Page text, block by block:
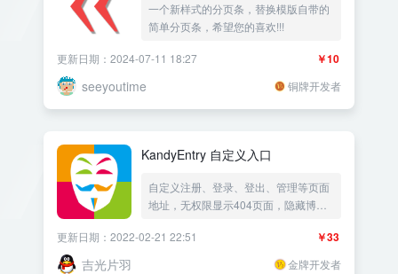
一个新样式的分页条，替换模版自带的
简单分页条，希望您的喜欢!!!
￥10
更新日期：2024-07-11 18:27
seeyoutime 铜牌开发者
KandyEntry 自定义入口
自定义注册、登录、登出、管理等页面
地址，无权限显示404页面，隐藏博客
￥33
更新日期：2022-02-21 22:51
吉光片羽 金牌开发者